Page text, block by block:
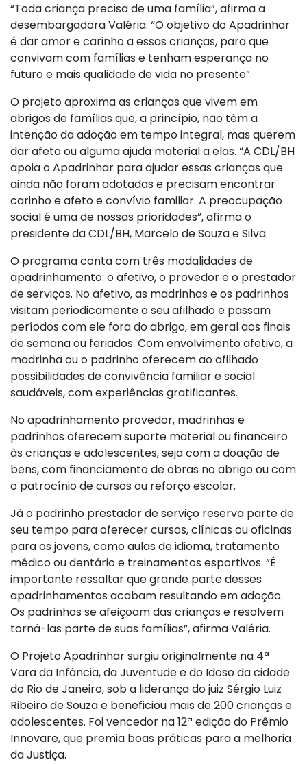
“Toda criança precisa de uma família”, afirma a
desembargadora Valéria. “O objetivo do Apadrinhar
é dar amor e carinho a essas crianças, para que
convivam com famílias e tenham esperança no
futuro e mais qualidade de vida no presente”.
O projeto aproxima as crianças que vivem em
abrigos de famílias que, a princípio, não têm a
intenção da adoção em tempo integral, mas querem
dar afeto ou alguma ajuda material a elas. “A CDL/BH
apoia o Apadrinhar para ajudar essas crianças que
ainda não foram adotadas e precisam encontrar
carinho e afeto e convívio familiar. A preocupação
social é uma de nossas prioridades”, afirma o
presidente da CDL/BH, Marcelo de Souza e Silva.
O programa conta com três modalidades de
apadrinhamento: o afetivo, o provedor e o prestador
de serviços. No afetivo, as madrinhas e os padrinhos
visitam periodicamente o seu afilhado e passam
períodos com ele fora do abrigo, em geral aos finais
de semana ou feriados. Com envolvimento afetivo, a
madrinha ou o padrinho oferecem ao afilhado
possibilidades de convivência familiar e social
saudáveis, com experiências gratificantes.
No apadrinhamento provedor, madrinhas e
padrinhos oferecem suporte material ou financeiro
às crianças e adolescentes, seja com a doação de
bens, com financiamento de obras no abrigo ou com
o patrocínio de cursos ou reforço escolar.
Já o padrinho prestador de serviço reserva parte de
seu tempo para oferecer cursos, clínicas ou oficinas
para os jovens, como aulas de idioma, tratamento
médico ou dentário e treinamentos esportivos. “É
importante ressaltar que grande parte desses
apadrinhamentos acabam resultando em adoção.
Os padrinhos se afeiçoam das crianças e resolvem
torná-las parte de suas famílias”, afirma Valéria.
O Projeto Apadrinhar surgiu originalmente na 4ª
Vara da Infância, da Juventude e do Idoso da cidade
do Rio de Janeiro, sob a liderança do juiz Sérgio Luiz
Ribeiro de Souza e beneficiou mais de 200 crianças e
adolescentes. Foi vencedor na 12ª edição do Prêmio
Innovare, que premia boas práticas para a melhoria
da Justiça.